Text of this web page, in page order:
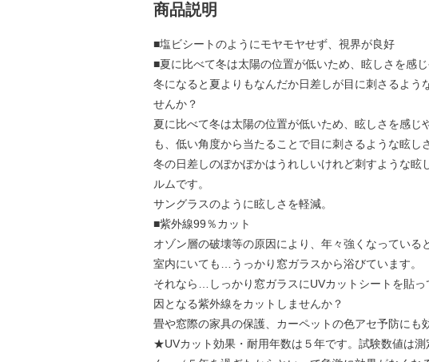
商品説明
■塩ビシートのようにモヤモヤせず、視界が良好
■夏に比べて冬は太陽の位置が低いため、眩しさを感
冬になると夏よりもなんだか日差しが目に刺さるよう
せんか？
夏に比べて冬は太陽の位置が低いため、眩しさを感じ
も、低い角度から当たることで目に刺さるような眩し
冬の日差しのぽかぽかはうれしいけれど刺すような眩
ルムです。
サングラスのように眩しさを軽減。
■紫外線99％カット
オゾン層の破壊等の原因により、年々強くなっている
室内にいても…うっかり窓ガラスから浴びています。
それなら…しっかり窓ガラスにUVカットシートを貼
因となる紫外線をカットしませんか？
畳や窓際の家具の保護、カーペットの色アセ予防にも
★UVカット効果・耐用年数は５年です。試験数値は